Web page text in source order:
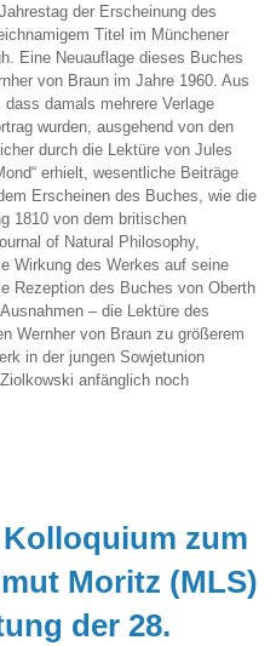
der Erscheinung des
Titel im Münchener
Eine Neuauflage dieses Buches
von Braun im Jahre 1960. Aus
damals mehrere Verlage
wurden, ausgehend von den
durch die Lektüre von Jules
erhielt, wesentliche Beiträge
Erscheinen des Buches, wie die
1810 von dem britischen
of Natural Philosophy,
Wirkung des Werkes auf seine
Rezeption des Buches von Oberth
– die Lektüre des
Wernher von Braun zu größerem
in der jungen Sowjetunion
anfänglich noch
zum
Moritz (MLS)
der 28.